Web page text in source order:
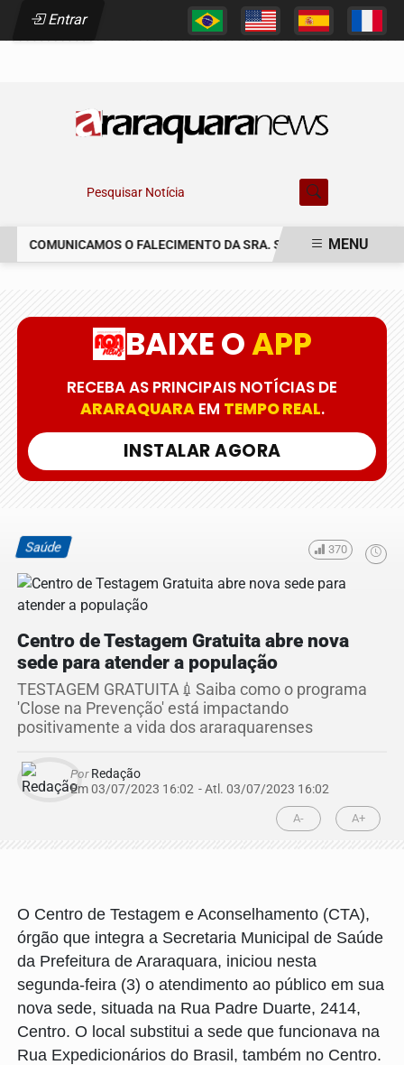
Entrar
Pesquisar Notícia
COMUNICAMOS O FALECIMENTO DA SRA. SUSETE SILVIA
MENU
BAIXE OAPP
RECEBA AS PRINCIPAIS NOTÍCIAS DE
ARARAQUARAEM TEMPO REAL.
INSTALAR AGORA
Saúde 370
Centro de Testagem Gratuita abre nova
sede para atender a população
TESTAGEM GRATUITA💉Saiba como o programa
'Close na Prevenção' está impactando
positivamente a vida dos araraquarenses
PorRedação
Em 03/07/2023 16:02 - Atl. 03/07/2023 16:02
A- A+
O Centro de Testagem e Aconselhamento (CTA),
órgão que integra a Secretaria Municipal de Saúde
da Prefeitura de Araraquara, iniciou nesta
segunda-feira (3) o atendimento ao público em sua
nova sede, situada na Rua Padre Duarte, 2414,
Centro. O local substitui a sede que funcionava na
Rua Expedicionários do Brasil, também no Centro.